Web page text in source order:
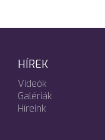
HÍREK
Videók
Galériák
Híreink